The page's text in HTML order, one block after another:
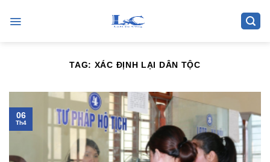
TAG: XÁC ĐỊNH LẠI DÂN TỘC
06
Th4